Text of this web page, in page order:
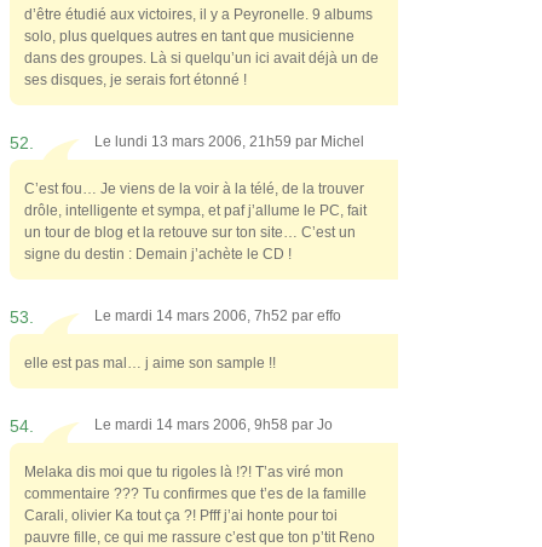
d’être étudié aux victoires, il y a Peyronelle. 9 albums
solo, plus quelques autres en tant que musicienne
dans des groupes. Là si quelqu’un ici avait déjà un de
ses disques, je serais fort étonné !
52. Le lundi 13 mars 2006, 21h59 par Michel
C’est fou… Je viens de la voir à la télé, de la trouver
drôle, intelligente et sympa, et paf j’allume le PC, fait
un tour de blog et la retouve sur ton site… C’est un
signe du destin : Demain j’achète le CD !
53. Le mardi 14 mars 2006, 7h52 par effo
elle est pas mal… j aime son sample !!
54. Le mardi 14 mars 2006, 9h58 par Jo
Melaka dis moi que tu rigoles là !?! T’as viré mon
commentaire ??? Tu confirmes que t’es de la famille
Carali, olivier Ka tout ça ?! Pfff j’ai honte pour toi
pauvre fille, ce qui me rassure c’est que ton p’tit Reno